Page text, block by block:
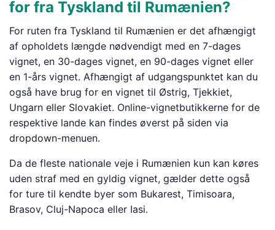
for fra Tyskland til Rumænien?
For ruten fra Tyskland til Rumænien er det afhængigt
af opholdets længde nødvendigt med en 7-dages
vignet, en 30-dages vignet, en 90-dages vignet eller
en 1-års vignet. Afhængigt af udgangspunktet kan du
også have brug for en vignet til Østrig, Tjekkiet,
Ungarn eller Slovakiet. Online-vignetbutikkerne for de
respektive lande kan findes øverst på siden via
dropdown-menuen.
Da de fleste nationale veje i Rumænien kun kan køres
uden straf med en gyldig vignet, gælder dette også
for ture til kendte byer som Bukarest, Timisoara,
Brasov, Cluj-Napoca eller Iasi.